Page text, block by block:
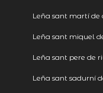
Leña sant martí de
Leña sant miquel
Leña sant pere de
Leña sant sadurní